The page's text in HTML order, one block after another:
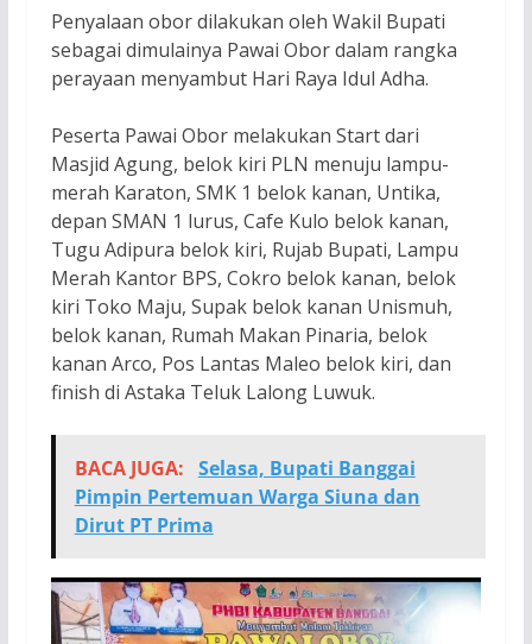
Penyalaan obor dilakukan oleh Wakil Bupati
sebagai dimulainya Pawai Obor dalam rangka
perayaan menyambut Hari Raya Idul Adha.
Peserta Pawai Obor melakukan Start dari
Masjid Agung, belok kiri PLN menuju lampu-
merah Karaton, SMK 1 belok kanan, Untika,
depan SMAN 1 lurus, Cafe Kulo belok kanan,
Tugu Adipura belok kiri, Rujab Bupati, Lampu
Merah Kantor BPS, Cokro belok kanan, belok
kiri Toko Maju, Supak belok kanan Unismuh,
belok kanan, Rumah Makan Pinaria, belok
kanan Arco, Pos Lantas Maleo belok kiri, dan
finish di Astaka Teluk Lalong Luwuk.
BACA JUGA: Selasa, Bupati Banggai
Pimpin Pertemuan Warga Siuna dan
Dirut PT Prima